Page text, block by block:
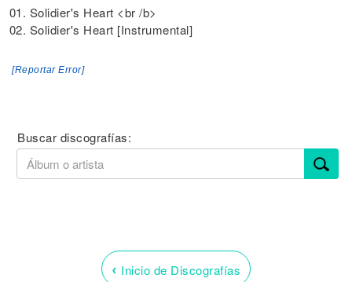
01. Solidier's Heart <br /b>
02. Solidier's Heart [Instrumental]
[Reportar Error]
Buscar discografías:
‹ Inicio de Discografías